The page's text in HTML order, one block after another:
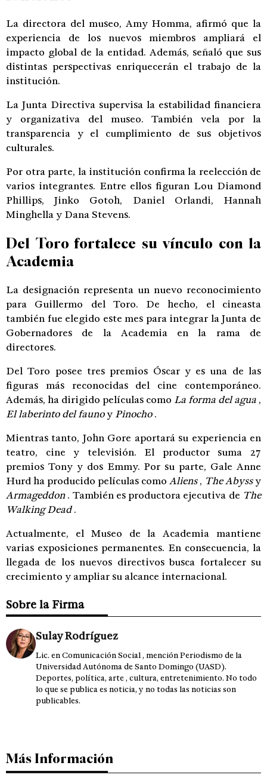
La directora del museo, Amy Homma, afirmó que la
experiencia de los nuevos miembros ampliará el
impacto global de la entidad. Además, señaló que sus
distintas perspectivas enriquecerán el trabajo de la
institución.
La Junta Directiva supervisa la estabilidad financiera
y organizativa del museo. También vela por la
transparencia y el cumplimiento de sus objetivos
culturales.
Por otra parte, la institución confirma la reelección de
varios integrantes. Entre ellos figuran Lou Diamond
Phillips, Jinko Gotoh, Daniel Orlandi, Hannah
Minghella y Dana Stevens.
Del Toro fortalece su vínculo con la
Academia
La designación representa un nuevo reconocimiento
para Guillermo del Toro. De hecho, el cineasta
también fue elegido este mes para integrar la Junta de
Gobernadores de la Academia en la rama de
directores.
Del Toro posee tres premios Óscar y es una de las
figuras más reconocidas del cine contemporáneo.
Además, ha dirigido películas como La forma del agua ,
El laberinto del faunoy Pinocho.
Mientras tanto, John Gore aportará su experiencia en
teatro, cine y televisión. El productor suma 27
premios Tony y dos Emmy. Por su parte, Gale Anne
Hurd ha producido películas como Aliens, The Abyssy
Armageddon. También es productora ejecutiva de The
Walking Dead.
Actualmente, el Museo de la Academia mantiene
varias exposiciones permanentes. En consecuencia, la
llegada de los nuevos directivos busca fortalecer su
crecimiento y ampliar su alcance internacional.
Sobre la Firma
Sulay Rodríguez
Lic. en Comunicación Social , mención Periodismo de la
Universidad Autónoma de Santo Domingo (UASD).
Deportes, política, arte , cultura, entretenimiento. No todo
lo que se publica es noticia, y no todas las noticias son
publicables.
Más Información